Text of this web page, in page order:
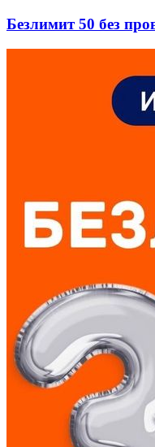
Безлимит 50 без